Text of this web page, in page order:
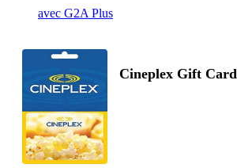
avec G2A Plus
Cineplex Gift Card